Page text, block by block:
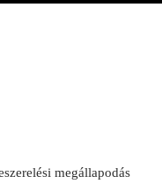
megállapodás